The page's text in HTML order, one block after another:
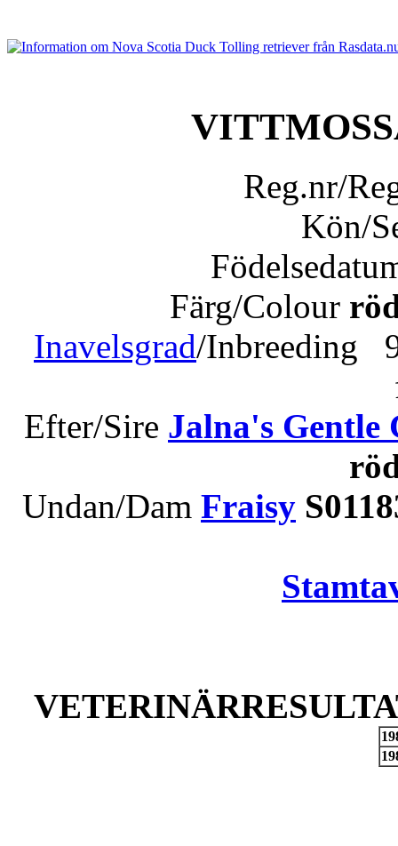
Reg.nr/
Kön/
Färg/Colour
Inavelsgrad/Inbreeding
Efter/Sire Jalna's Gentle
Undan/Dam Fraisy